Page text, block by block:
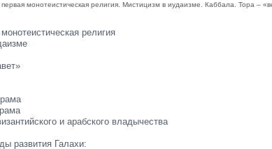
монотеистическая религия. Мистицизм в иудаизме. Каббала. Тора –
религия
и арабского владычества
развития Галахи: